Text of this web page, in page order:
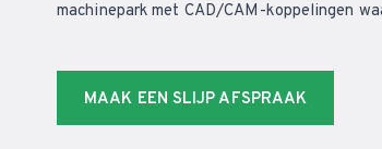
machinepark met CAD/CAM-koppelingen
MAAK EEN SLIJP AFSPRAAK